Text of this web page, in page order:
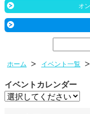
オ
ホーム イベント一覧
イベントカレンダー